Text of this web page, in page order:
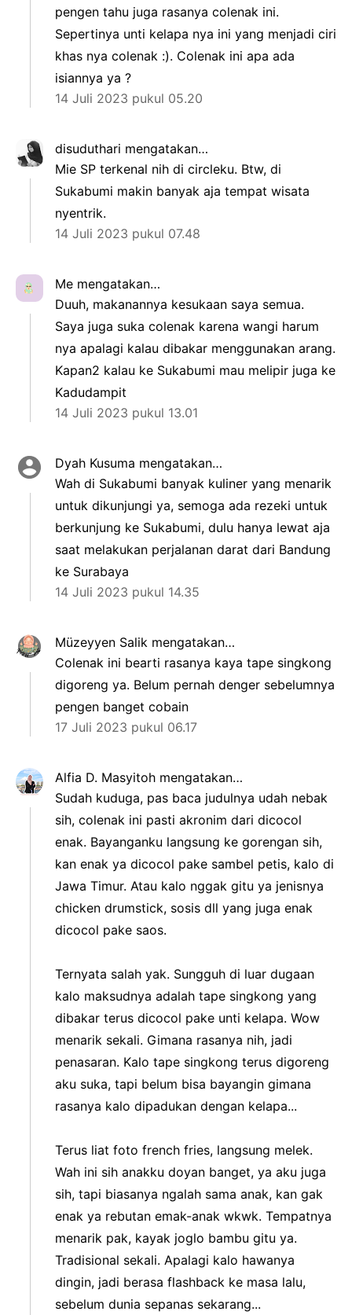
pengen tahu juga rasanya colenak ini.
Sepertinya unti kelapa nya ini yang menjadi ciri
khas nya colenak :). Colenak ini apa ada
isiannya ya ?
14 Juli 2023 pukul 05.20
disuduthari mengatakan…
Mie SP terkenal nih di circleku. Btw, di
Sukabumi makin banyak aja tempat wisata
nyentrik.
14 Juli 2023 pukul 07.48
Me mengatakan…
Duuh, makanannya kesukaan saya semua.
Saya juga suka colenak karena wangi harum
nya apalagi kalau dibakar menggunakan arang.
Kapan2 kalau ke Sukabumi mau melipir juga ke
Kadudampit
14 Juli 2023 pukul 13.01
Dyah Kusuma mengatakan…
Wah di Sukabumi banyak kuliner yang menarik
untuk dikunjungi ya, semoga ada rezeki untuk
berkunjung ke Sukabumi, dulu hanya lewat aja
saat melakukan perjalanan darat dari Bandung
ke Surabaya
14 Juli 2023 pukul 14.35
Müzeyyen Salik mengatakan…
Colenak ini bearti rasanya kaya tape singkong
digoreng ya. Belum pernah denger sebelumnya
pengen banget cobain
17 Juli 2023 pukul 06.17
Alfia D. Masyitoh mengatakan…
Sudah kuduga, pas baca judulnya udah nebak
sih, colenak ini pasti akronim dari dicocol
enak. Bayanganku langsung ke gorengan sih,
kan enak ya dicocol pake sambel petis, kalo di
Jawa Timur. Atau kalo nggak gitu ya jenisnya
chicken drumstick, sosis dll yang juga enak
dicocol pake saos.
Ternyata salah yak. Sungguh di luar dugaan
kalo maksudnya adalah tape singkong yang
dibakar terus dicocol pake unti kelapa. Wow
menarik sekali. Gimana rasanya nih, jadi
penasaran. Kalo tape singkong terus digoreng
aku suka, tapi belum bisa bayangin gimana
rasanya kalo dipadukan dengan kelapa...
Terus liat foto french fries, langsung melek.
Wah ini sih anakku doyan banget, ya aku juga
sih, tapi biasanya ngalah sama anak, kan gak
enak ya rebutan emak-anak wkwk. Tempatnya
menarik pak, kayak joglo bambu gitu ya.
Tradisional sekali. Apalagi kalo hawanya
dingin, jadi berasa flashback ke masa lalu,
sebelum dunia sepanas sekarang...